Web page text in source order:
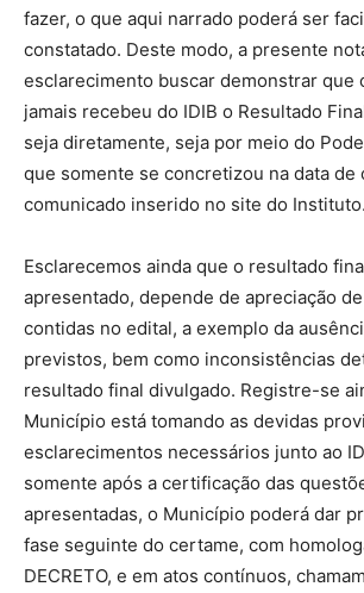
fazer, o que aqui narrado poderá ser
constatado. Deste modo, a presente
esclarecimento buscar demonstrar que
jamais recebeu do IDIB o Resultado
seja diretamente, seja por meio do
que somente se concretizou na data de
comunicado inserido no site do Instituto.
Esclarecemos ainda que o resultado
apresentado, depende de apreciação
contidas no edital, a exemplo da
previstos, bem como inconsistências
resultado final divulgado. Registre-se
Município está tomando as devidas
esclarecimentos necessários junto ao
somente após a certificação das
apresentadas, o Município poderá dar
fase seguinte do certame, com
DECRETO, e em atos contínuos,